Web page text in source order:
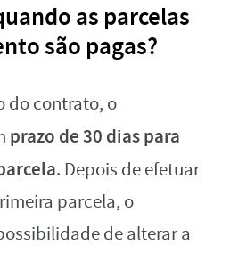
as parcelas
são pagas?
do contrato, o
prazo de 30 dias para
. Depois de efetuar
parcela, o
de alterar a